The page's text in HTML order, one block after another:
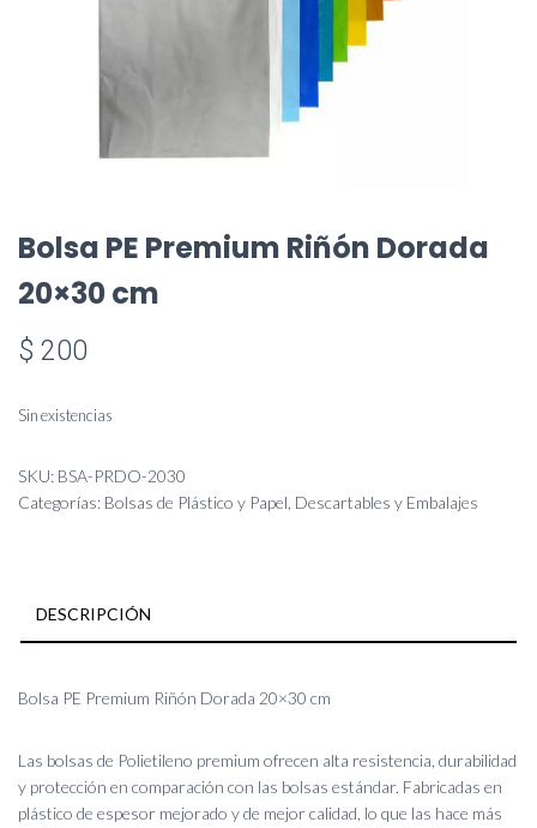
Bolsa PE Premium Riñón Dorada
20×30 cm
$ 200
Sin existencias
SKU: BSA-PRDO-2030
Categorías: Bolsas de Plástico y Papel Descartables y Embalajes
DESCRIPCIÓN
Bolsa PE Premium Riñón Dorada 20×30 cm
Las bolsas de Polietileno premium ofrecen alta resistencia, durabilidad
y protección en comparación con las bolsas estándar. Fabricadas en
plástico de espesor mejorado y de mejor calidad, lo que las hace más